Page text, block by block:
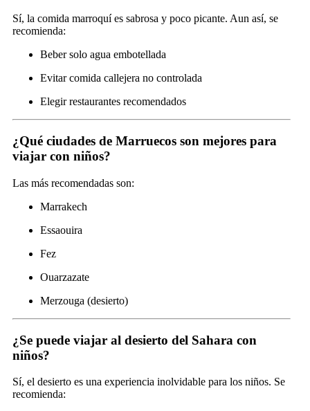
Sí, la comida marroquí es sabrosa y poco picante. Aun así, se
recomienda:
Beber solo agua embotellada
Evitar comida callejera no controlada
Elegir restaurantes recomendados
¿Qué ciudades de Marruecos son mejores para
viajar con niños?
Las más recomendadas son:
Marrakech
Essaouira
Fez
Ouarzazate
Merzouga (desierto)
¿Se puede viajar al desierto del Sahara con
niños?
Sí, el desierto es una experiencia inolvidable para los niños. Se
recomienda: